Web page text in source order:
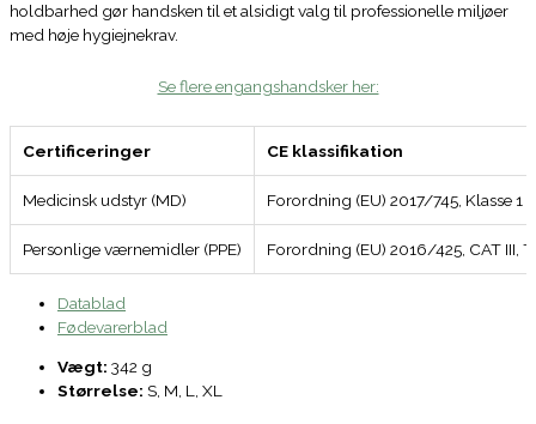
holdbarhed gør handsken til et alsidigt valg til professionelle miljøer
med høje hygiejnekrav.
Se flere engangshandsker her:
Certificeringer CE klassifikation
Medicinsk udstyr (MD) Forordning (EU) 2017/745, Klasse 1
Personlige værnemidler (PPE) Forordning (EU) 2016/425, CAT III,
Datablad
Fødevarerblad
Vægt: 342 g
Størrelse: S, M, L, XL